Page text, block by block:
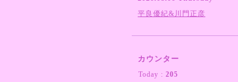
平良優紀&川門正彦
カウンター
Today : 205